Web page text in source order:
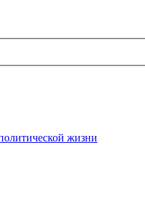
жизни